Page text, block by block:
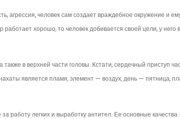
агрессия, человек сам создает враждебное окружение и
хорошо, то человек добивается своей цели, у него
в верхней части головы. Кстати, сердечный при­ступ
является пламя, эле­мент — воздух, день — пятница,
работу легких и выработку анти­тел. Ее основные